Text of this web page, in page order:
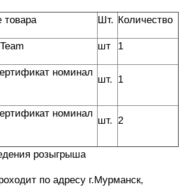
товара Шт. Количество
шт 1
номинал
шт. 1
номинал
шт. 2
розыгрыша
по адресу г.Мурманск,